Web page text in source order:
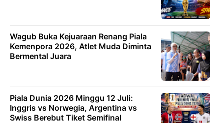
Wagub Buka Kejuaraan Renang Piala
Kemenpora 2026, Atlet Muda Diminta
Bermental Juara
Piala Dunia 2026 Minggu 12 Juli:
Inggris vs Norwegia, Argentina vs
Swiss Berebut Tiket Semifinal